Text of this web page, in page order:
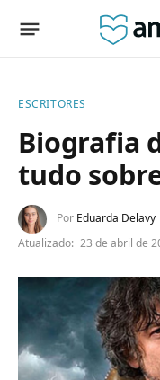
ESCRITORES
Biografia
tudo
Por Eduarda Delavy
Atualizado: 23 de abril de